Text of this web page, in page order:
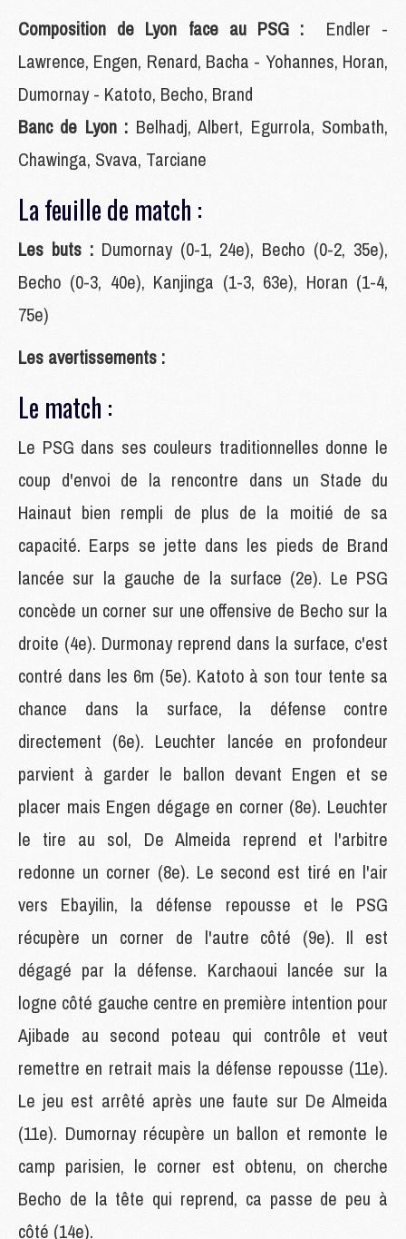
Composition de Lyon face au PSG : Endler -
Lawrence, Engen, Renard, Bacha - Yohannes, Horan,
Dumornay - Katoto, Becho, Brand
Banc de Lyon : Belhadj, Albert, Egurrola, Sombath,
Chawinga, Svava, Tarciane
La feuille de match :
Les buts : Dumornay (0-1, 24e), Becho (0-2, 35e),
Becho (0-3, 40e), Kanjinga (1-3, 63e), Horan (1-4,
75e)
Les avertissements :
Le match :
Le PSG dans ses couleurs traditionnelles donne le
coup d'envoi de la rencontre dans un Stade du
Hainaut bien rempli de plus de la moitié de sa
capacité. Earps se jette dans les pieds de Brand
lancée sur la gauche de la surface (2e). Le PSG
concède un corner sur une offensive de Becho sur la
droite (4e). Durmonay reprend dans la surface, c'est
contré dans les 6m (5e). Katoto à son tour tente sa
chance dans la surface, la défense contre
directement (6e). Leuchter lancée en profondeur
parvient à garder le ballon devant Engen et se
placer mais Engen dégage en corner (8e). Leuchter
le tire au sol, De Almeida reprend et l'arbitre
redonne un corner (8e). Le second est tiré en l'air
vers Ebayilin, la défense repousse et le PSG
récupère un corner de l'autre côté (9e). Il est
dégagé par la défense. Karchaoui lancée sur la
logne côté gauche centre en première intention pour
Ajibade au second poteau qui contrôle et veut
remettre en retrait mais la défense repousse (11e).
Le jeu est arrêté après une faute sur De Almeida
(11e). Dumornay récupère un ballon et remonte le
camp parisien, le corner est obtenu, on cherche
Becho de la tête qui reprend, ca passe de peu à
côté (14e).